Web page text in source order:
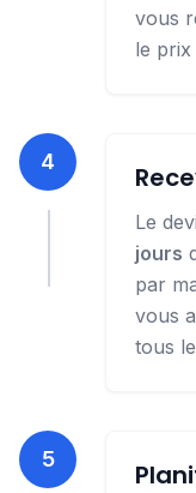
vous
le prix
4
Le
jours
par
vous
tous
5